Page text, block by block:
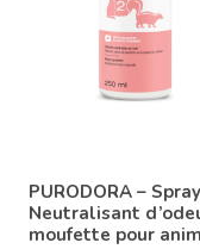
PURODORA – Spray
Neutralisant
moufette pour